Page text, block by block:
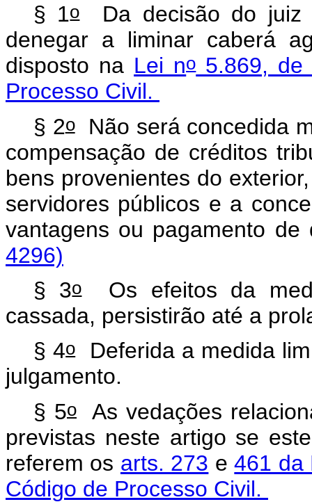
§ 1oDa decisão do juiz
denegar a liminar caberá
disposto na Lei no5.869, de
Processo Civil.
§ 2oNão será concedida
compensação de créditos
bens provenientes do
servidores públicos e a
vantagens ou
4296)
§ 3oOs efeitos da
cassada, persistirão até a
§ 4oDeferida a medida
julgamento.
§ 5o As vedações
previstas neste artigo se
referem os arts. 273 e461 da
Código de Processo Civil.